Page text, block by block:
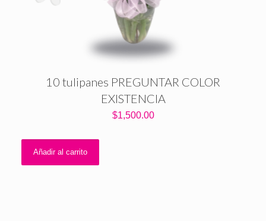
10 tulipanes PREGUNTAR COLOR
EXISTENCIA
$1,500.00
Añadir al carrito